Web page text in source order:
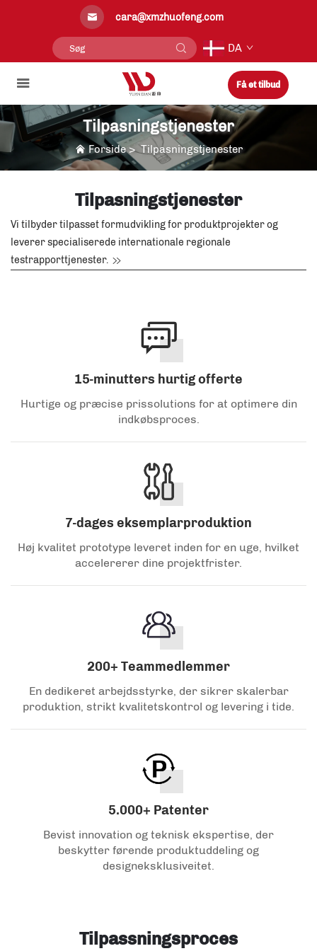
cara@xmzhuofeng.com
DA
Få et tilbud
Tilpasningstjenester
Forside>Tilpasningstjenester
Tilpasningstjenester
Vi tilbyder tilpasset formudvikling for produktprojekter og
leverer specialiserede internationale regionale
testrapporttjenester.
15-minutters hurtig offerte
Hurtige og præcise prissolutions for at optimere din
indkøbsproces.
7-dages eksemplarproduktion
Høj kvalitet prototype leveret inden for en uge, hvilket
accelererer dine projektfrister.
200+ Teammedlemmer
En dedikeret arbejdsstyrke, der sikrer skalerbar
produktion, strikt kvalitetskontrol og levering i tide.
5.000+ Patenter
Bevist innovation og teknisk ekspertise, der
beskytter førende produktuddeling og
designeksklusiveitet.
Tilpassningsproces